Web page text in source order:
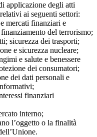
applicazione degli atti
ai seguenti settori:
mercati finanziari e
del terrorismo;
sicurezza dei trasporti;
e sicurezza nucleare;
e salute e benessere
dei consumatori;
dei dati personali e
finanziari
interno;
l’oggetto o la finalità